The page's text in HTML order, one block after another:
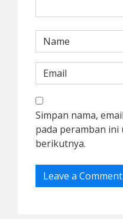
Simpan nama,
pada peramban
berikutnya.